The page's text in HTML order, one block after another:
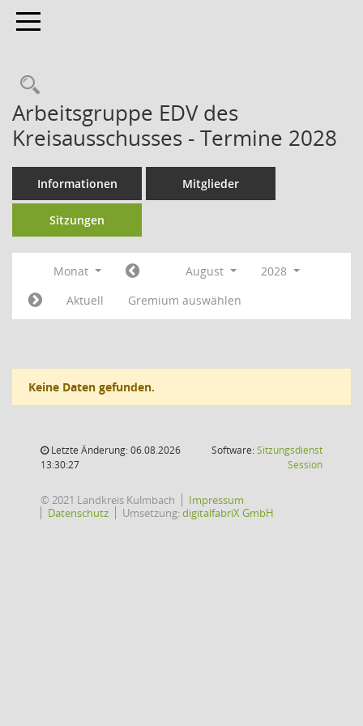
Toggle navigation
Arbeitsgruppe EDV des
Kreisausschusses - Termine 2028
Informationen Mitglieder
Sitzungen
Monat August
2028
Aktuell
Gremium auswählen
Keine Daten gefunden.
Letzte Änderung: 06.08.2026
13:30:27
Software:Sitzungsdienst
Session(Wird in
© 2021 Landkreis Kulmbach
Impressum
Datenschutz
Umsetzung:digitalfabriX GmbH